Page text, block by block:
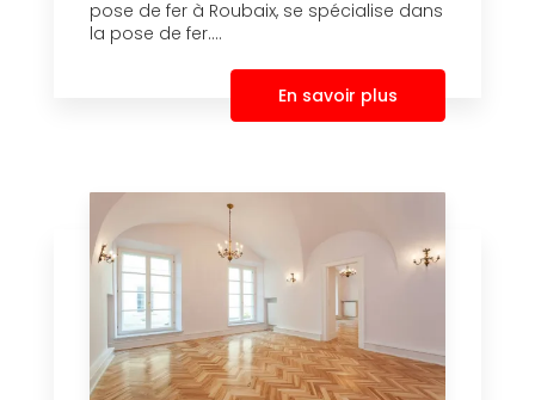
pose de fer à Roubaix, se spécialise dans
la pose de fer....
En savoir plus